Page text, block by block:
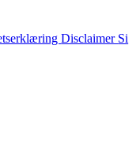
Disclaimer Si